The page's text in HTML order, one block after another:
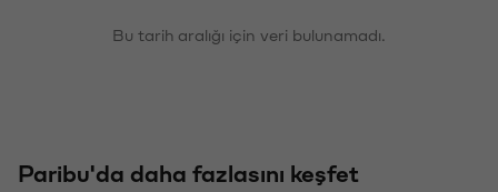
Bu tarih aralığı için veri bulunamadı.
Paribu'da daha fazlasını keşfet